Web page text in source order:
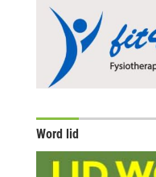
Word lid